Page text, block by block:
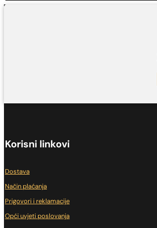
Korisni linkovi
Dostava
Način plaćanja
Prigovori i reklamacije
Opći uvjeti poslovanja